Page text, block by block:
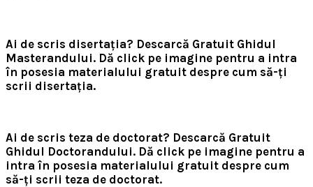
Ai de scris disertația? Descarcă Gratuit Ghidul
Masterandului. Dă click pe imagine pentru a intra
în posesia materialului gratuit despre cum să-ți
scrii disertația.
Ai de scris teza de doctorat? Descarcă Gratuit
Ghidul Doctorandului. Dă click pe imagine pentru a
intra în posesia materialului gratuit despre cum
să-ți scrii teza de doctorat.